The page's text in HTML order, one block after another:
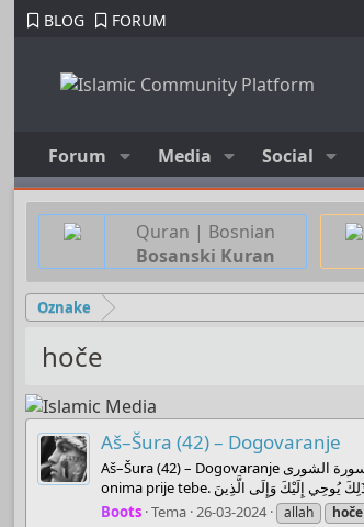
BLOG FORUM
Forum Media Social
Quran | Bosnian
Bosanski Kuran
Oznake
hoče
Aš–Šura (42) – Dogovaranje
Aš–Šura (42) – Dogovaranje سورة الشورى Mekka - 53 ajeta U ime Allaha, Milostivog, Samilosnog ( بِسْمِ اللّهِ الرَّحْمـَنِ الرَّحِيمِ ) 1. Ha-mim حم 2. Ajin-sin-kaf. عسق 3. Eto tako Allah Silni i Mudri objavljuje tebi, kao i
Boots Tema 26-03-2024 allah hoče